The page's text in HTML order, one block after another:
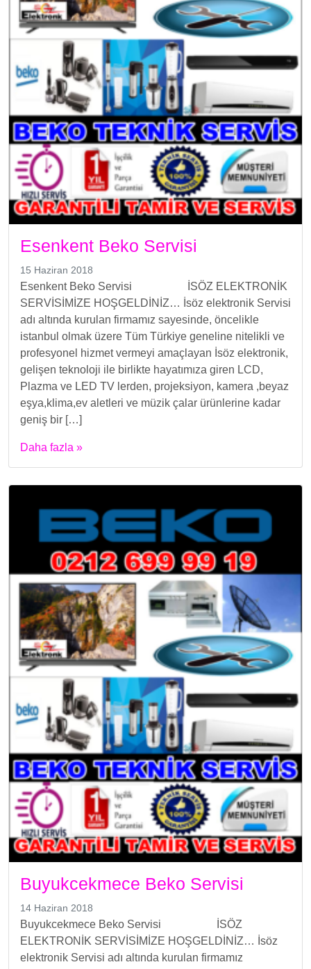
Esenkent Beko Servisi
15 Haziran 2018
Esenkent Beko Servisi İSÖZ ELEKTRONİK
SERVİSİMİZE HOŞGELDİNİZ… İsöz elektronik Servisi
adı altında kurulan firmamız sayesinde, öncelikle
istanbul olmak üzere Tüm Türkiye geneline nitelikli ve
profesyonel hizmet vermeyi amaçlayan İsöz elektronik,
gelişen teknoloji ile birlikte hayatımıza giren LCD,
Plazma ve LED TV lerden, projeksiyon, kamera ,beyaz
eşya,klima,ev aletleri ve müzik çalar ürünlerine kadar
geniş bir […]
Daha fazla »
Buyukcekmece Beko Servisi
14 Haziran 2018
Buyukcekmece Beko Servisi İSÖZ
ELEKTRONİK SERVİSİMİZE HOŞGELDİNİZ… İsöz
elektronik Servisi adı altında kurulan firmamız